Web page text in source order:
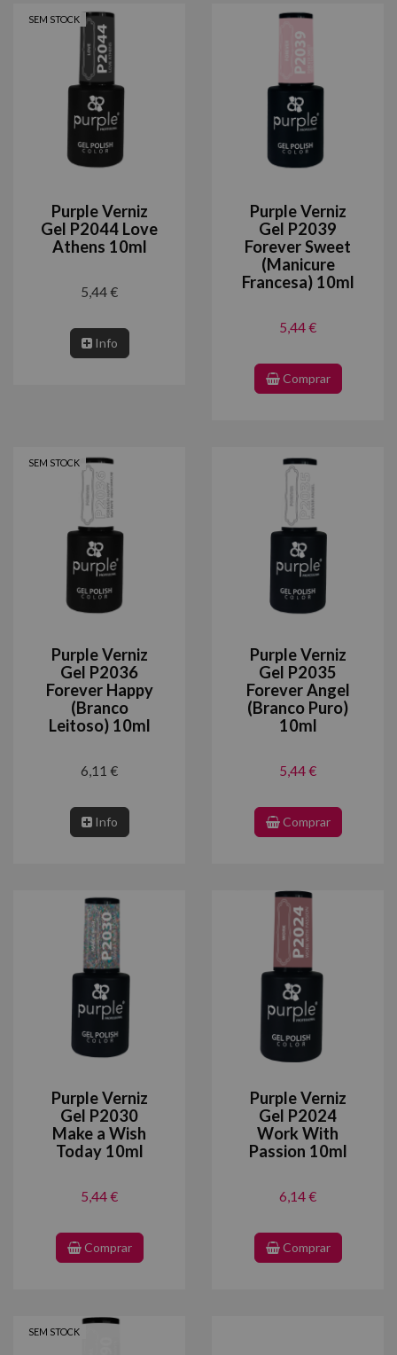
SEM STOCK
Purple Verniz
Gel P2044 Love
Athens 10ml
5,44 €
Info
Purple Verniz
Gel P2039
Forever Sweet
(Manicure
Francesa) 10ml
5,44 €
Comprar
SEM STOCK
Purple Verniz
Gel P2036
Forever Happy
(Branco
Leitoso) 10ml
6,11 €
Info
Purple Verniz
Gel P2035
Forever Angel
(Branco Puro)
10ml
5,44 €
Comprar
Purple Verniz
Gel P2030
Make a Wish
Today 10ml
5,44 €
Comprar
Purple Verniz
Gel P2024
Work With
Passion 10ml
6,14 €
Comprar
SEM STOCK